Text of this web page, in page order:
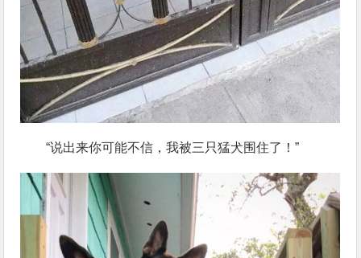
“说出来你可能不信，我被三只猛犬围住了！”